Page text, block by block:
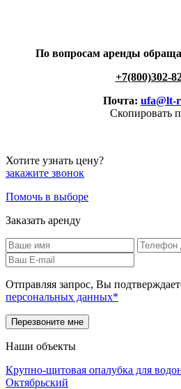
По вопросам аренды
+7(800)302-
Почта: ufa@lt-
Скопировать
Хотите узнать цену?
закажите звонок
Помочь в выборе
Заказать аренду
Отправляя запрос, Вы
персональных данных*
Наши объекты
Крупно-щитовая опалубка для
Октябрьский